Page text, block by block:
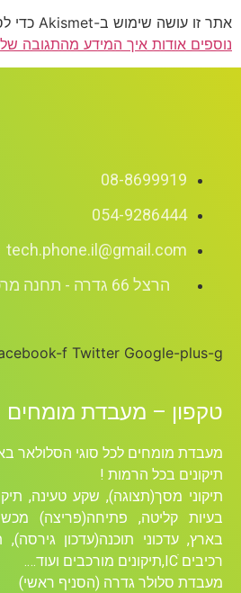
אתר זו עושה שימוש ב-Akismet כדי לסנן תגובות זבל.
נוספים אודות איך המידע מהתגובה
08-8699919
054-9286444
tech.phone.il@gmail.com
הרצל 66 גדרה - תחנה מרכזית אגד
f Twitter Google-plus-g
טקפון – מעבדת מומחים
מעבדת מומחים לכל סוגי הסלולאר
תיקונים בכל הרמות !
תיקוני מסך(תצוגה), שקע טעינה,
בעיות קליטה, פתיחה(פריצה)
בארץ, עדכוני תוכנה(עדכון
רכיבים ICׁ,תיקונים מורכבים ועוד….
מעבדת סלולר גדרה (הסניף ראשי)